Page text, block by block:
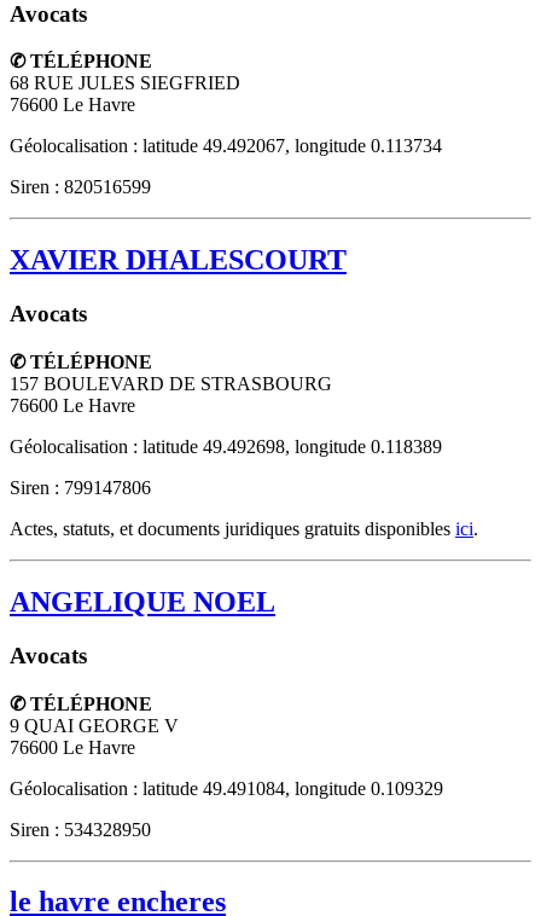
Avocats
✆ TÉLÉPHONE
68 RUE JULES SIEGFRIED
76600 Le Havre
Géolocalisation : latitude 49.492067, longitude 0.113734
Siren : 820516599
XAVIER DHALESCOURT
Avocats
✆ TÉLÉPHONE
157 BOULEVARD DE STRASBOURG
76600 Le Havre
Géolocalisation : latitude 49.492698, longitude 0.118389
Siren : 799147806
Actes, statuts, et documents juridiques gratuits disponibles ici.
ANGELIQUE NOEL
Avocats
✆ TÉLÉPHONE
9 QUAI GEORGE V
76600 Le Havre
Géolocalisation : latitude 49.491084, longitude 0.109329
Siren : 534328950
le havre encheres